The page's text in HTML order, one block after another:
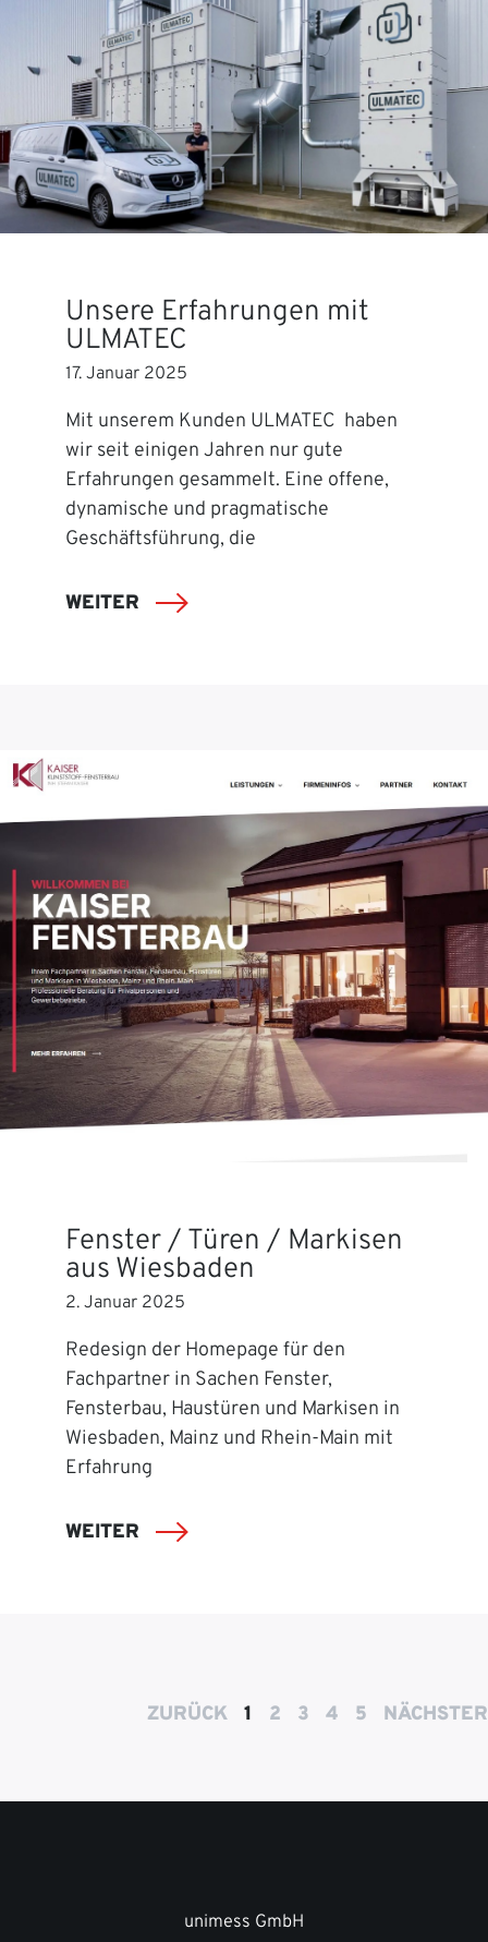
Unsere Erfahrungen mit
ULMATEC
17. Januar 2025
Mit unserem Kunden ULMATEC haben
wir seit einigen Jahren nur gute
Erfahrungen gesammelt. Eine offene,
dynamische und pragmatische
Geschäftsführung, die
WEITER
Fenster / Türen / Markisen
aus Wiesbaden
2. Januar 2025
Redesign der Homepage für den
Fachpartner in Sachen Fenster,
Fensterbau, Haustüren und Markisen in
Wiesbaden, Mainz und Rhein-Main mit
Erfahrung
WEITER
ZURÜCK 1 2 3 4 5 NÄCHSTER
unimess GmbH